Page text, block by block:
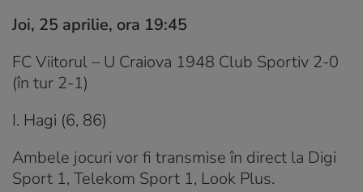
Joi, 25 aprilie, ora 19:45
FC Viitorul – U Craiova 1948 Club Sportiv 2-0
(în tur 2-1)
I. Hagi (6, 86)
Ambele jocuri vor fi transmise în direct la Digi
Sport 1, Telekom Sport 1, Look Plus.